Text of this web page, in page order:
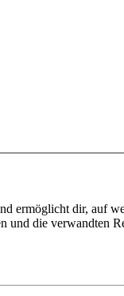
ermöglicht dir, auf
die verwandten